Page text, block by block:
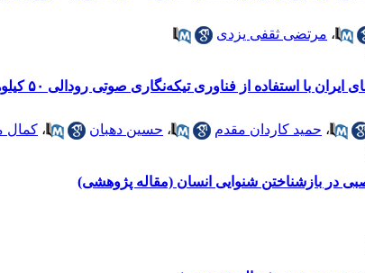
، مرتضی ثقفی یزدی
از فناوری تیکه‌نگاری صوتی رودالی ۵۰ کیلوهرتز (مقاله پژوهشی)
، حمید کاردان مقدم ، حسین دهبان ، کمال
در بازشناختن شنوایی انسان (مقاله پژوهشی)